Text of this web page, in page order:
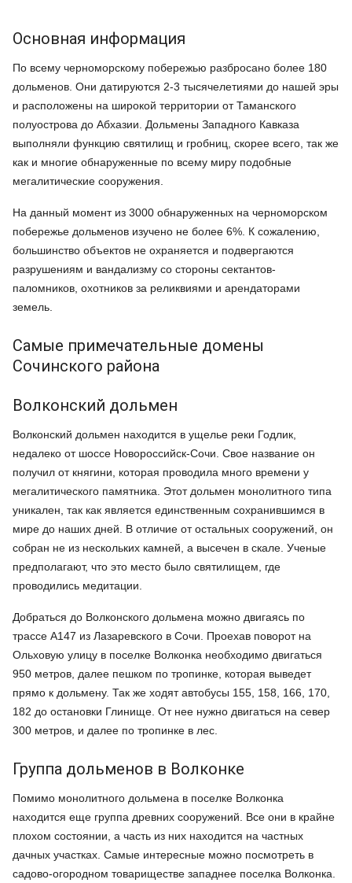
Основная информация
По всему черноморскому побережью разбросано более 180
дольменов. Они датируются 2-3 тысячелетиями до нашей эры
и расположены на широкой территории от Таманского
полуострова до Абхазии. Дольмены Западного Кавказа
выполняли функцию святилищ и гробниц, скорее всего, так же
как и многие обнаруженные по всему миру подобные
мегалитические сооружения.
На данный момент из 3000 обнаруженных на черноморском
побережье дольменов изучено не более 6%. К сожалению,
большинство объектов не охраняется и подвергаются
разрушениям и вандализму со стороны сектантов-
паломников, охотников за реликвиями и арендаторами
земель.
Самые примечательные домены
Сочинского района
Волконский дольмен
Волконский дольмен находится в ущелье реки Годлик,
недалеко от шоссе Новороссийск-Сочи. Свое название он
получил от княгини, которая проводила много времени у
мегалитического памятника. Этот дольмен монолитного типа
уникален, так как является единственным сохранившимся в
мире до наших дней. В отличие от остальных сооружений, он
собран не из нескольких камней, а высечен в скале. Ученые
предполагают, что это место было святилищем, где
проводились медитации.
Добраться до Волконского дольмена можно двигаясь по
трассе А147 из Лазаревского в Сочи. Проехав поворот на
Ольховую улицу в поселке Волконка необходимо двигаться
950 метров, далее пешком по тропинке, которая выведет
прямо к дольмену. Так же ходят автобусы 155, 158, 166, 170,
182 до остановки Глинище. От нее нужно двигаться на север
300 метров, и далее по тропинке в лес.
Группа дольменов в Волконке
Помимо монолитного дольмена в поселке Волконка
находится еще группа древних сооружений. Все они в крайне
плохом состоянии, а часть из них находится на частных
дачных участках. Самые интересные можно посмотреть в
садово-огородном товариществе западнее поселка Волконка.